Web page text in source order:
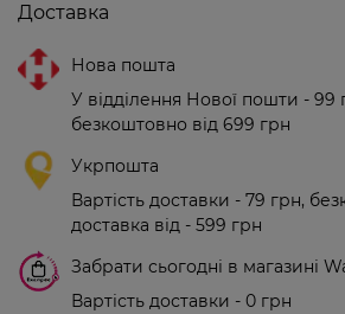
Доставка
Нова пошта
У відділення Нової пошти - 99
безкоштовно від 699 грн
Укрпошта
Вартість доставки - 79 грн,
доставка від - 599 грн
Забрати сьогодні в магазині
Вартість доставки - 0 грн